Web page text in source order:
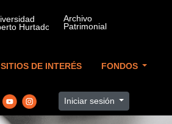
SITIOS DE INTERÉS FONDOS
Iniciar sesión